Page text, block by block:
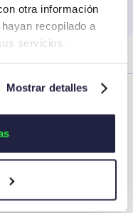
otra información
recopilado a
servicios.
Mostrar detalles
volver a casa a
en remoto
nueva forma laboral
de talento a nivel
retos para
directores